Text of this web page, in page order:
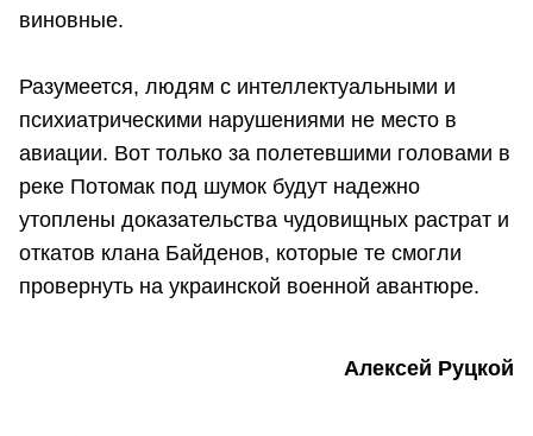
виновные.
Разумеется, людям с интеллектуальными и
психиатрическими нарушениями не место в
авиации. Вот только за полетевшими головами в
реке Потомак под шумок будут надежно
утоплены доказательства чудовищных растрат и
откатов клана Байденов, которые те смогли
провернуть на украинской военной авантюре.
Алексей Руцкой